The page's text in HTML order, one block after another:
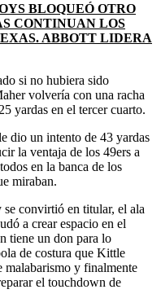
BLOQUEÓ OTRO
CONTINUAN LOS
ABBOTT LIDERA
si no hubiera sido
volvería con una racha
yardas en el tercer cuarto.
dio un intento de 43 yardas
la ventaja de los 49ers a
en la banca de los
miraban.
se convirtió en titular, el ala
a crear espacio en el
tiene un don para lo
de costura que Kittle
malabarismo y finalmente
el touchdown de